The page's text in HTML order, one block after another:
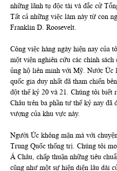
những lãnh tụ độc tài và đắc cử
Tất cả những việc làm này từ con
Franklin D. Roosevelt.
Công việc hàng ngày hiện nay của
một viện nghiên cứu các chính
ủng hộ liên minh với Mỹ. Nước Úc
quốc gia duy nhất đã tham chiến
đột thế kỷ 20 và 21. Chúng tôi biết
Châu trên ba phần tư thế kỷ nay đã
vượng của khu vực này.
Người Úc không mặn mà với
Trung Quốc thống trị. Chúng tôi
Á Châu, chấp thuận những tiêu
cũng như một sự hiện diện lâu dài